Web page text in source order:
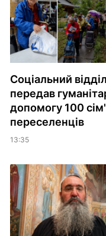
Соціальний
передав
допомогу 100
переселенців
13:35